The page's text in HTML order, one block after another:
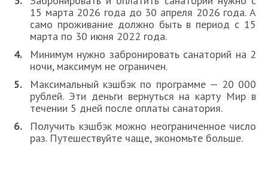
15 марта 2026 года до 30 апреля 2026 года. А
само проживание должно быть в период с 15
марта по 30 июня 2022 года.
Минимум нужно забронировать санаторий на 2
ночи, максимум не ограничен.
Максимальный кэшбэк по программе — 20 000
рублей. Эти деньги вернуться на карту Мир в
течении 5 дней после оплаты санатория.
Получить кэшбэк можно неограниченное число
раз. Путешествуйте чаще, экономьте больше.